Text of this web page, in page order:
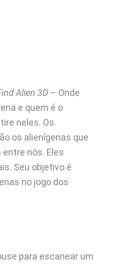
Alien 3D– Onde
e quem é o
neles. Os
os alienígenas que
nós. Eles
Seu objetivo é
no jogo dos
para escanear um